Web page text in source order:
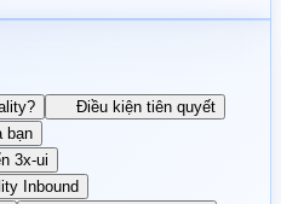
Điều kiện tiên quyết
bạn
3x-ui
Inbound